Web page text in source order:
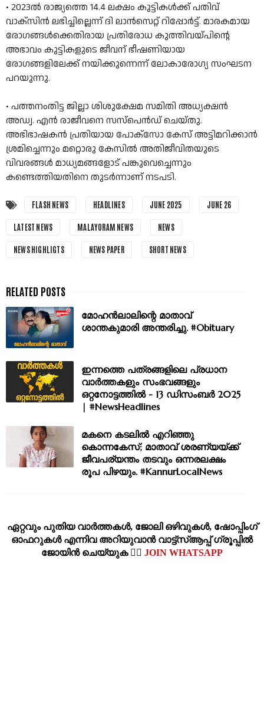
• 2023ല്‍ രാജ്യത്തെ 14.4 ലക്ഷം കുട്ടികള്‍ക്ക് പതിവ്
വാക്സിന്‍ ലഭിച്ചില്ലെന്ന് ദി ലാന്‍സെറ്റ് റിപ്പോര്‍ട്ട്. മാരകമായ
രോഗങ്ങള്‍ക്കെതിരായ പ്രതിരോധ കുത്തിവയ്പിന്റെ
അഭാവം കുട്ടികളുടെ ജീവന് ഭീഷണിയായ
രോഗങ്ങളിലേക്ക് നയിക്കുന്നെന്ന് ലോകാരോഗ്യ സംഘടന
പറയുന്നു.
• പത്തനംതിട്ട ജില്ലാ ശിശുക്ഷേമ സമിതി അധ്യക്ഷൻ
അഡ്വ. എൻ രാജീവനെ സസ്പെൻഡ് ചെയ്തു.
അഭിഭാഷകൻ പ്രതിയായ പോക്സോ കേസ് അട്ടിമറിക്കാൻ
ശ്രമിച്ചെന്നും മറ്റൊരു കേസിൽ അതിജീവിതയുടെ
വിവരങ്ങൾ മാധ്യമങ്ങളോട് പങ്കുവെച്ചെന്നും
കണ്ടെത്തിയതിനെ തുടർന്നാണ് നടപടി.
FLASH NEWS HEADLINES JUNE 2025 JUNE 26
LATEST NEWS MALAYORAM NEWS NEWS
NEWS HIGHLIGTS NEWS PAPER SHORT NEWS
മോഹൻലാലിന്റെ മാതാവ്
ശാന്തകുമാരി അന്തരിച്ചു. #Obituary
ഇന്നത്തെ പത്രങ്ങളിലെ പ്രധാന
വാർത്തകളും സംഭവങ്ങളും
ഒറ്റനോട്ടത്തിൽ - 13 ഡിസംബർ 2025
| #NewsHeadlines
മകനെ കടലിൽ എറിഞ്ഞു
കൊന്നകേസ്; മാതാവ് ശരണ്യയ്ക്ക്
ജീവപര്യന്തം തടവും ഒന്നരലക്ഷം
രൂപ പിഴയും. #KannurLocalNews
ഏറ്റവും പുതിയ വാര്‍ത്തകള്‍, ജോലി ഒഴിവുകള്‍, ഷോപ്പിംഗ്‌
ഓഫറുകള്‍ എന്നിവ അറിയുവാന്‍ വാട്ട്സ്ആപ്പ് ഗ്രൂപ്പില്‍
ജോയിന്‍ ചെയ്യുക 👉🏽 JOIN WHATSAPP